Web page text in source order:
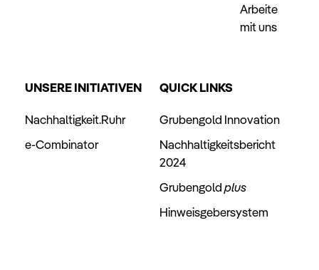
Arbeite
mit uns
UNSERE INITIATIVEN
Nachhaltigkeit.Ruhr
e-Combinator
QUICK LINKS
Grubengold Innovation
Nachhaltigkeitsbericht
2024
Grubengoldplus
Hinweisgebersystem